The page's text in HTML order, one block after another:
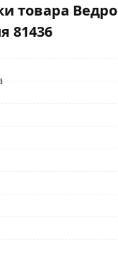
на товар Ведро
в Москве
товара
81436